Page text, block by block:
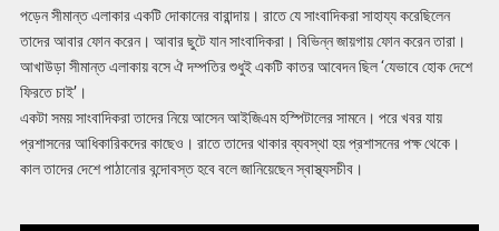
পড়েন সীমান্ত এলাকার একটি দোকানের বারান্দায়। রাতে যে সাংবাদিকরা সাহায্য করেছিলেন
তাদের আবার ফোন করেন। আবার ছুটে যান সাংবাদিকরা। বিভিন্ন জায়গায় ফোন করেন তারা।
আখাউড়া সীমান্ত এলাকায় বসে ঐ দম্পতির শুধুই একটি কাতর আবেদন ছিল ‘যেভাবে হোক দেশে
ফিরতে চাই’।
একটা সময় সাংবাদিকরা তাদের নিয়ে আসেন আইজিএম হস্পিটালের সামনে। পরে খবর যায়
প্রশাসনের আধিকারিকদের কাছেও। রাতে তাদের থাকার ব্যবস্থা হয় প্রশাসনের পক্ষ থেকে।
কাল তাদের দেশে পাঠানোর বন্দোবস্ত হবে বলে জানিয়েছেন স্বাস্থ্যসচীব।